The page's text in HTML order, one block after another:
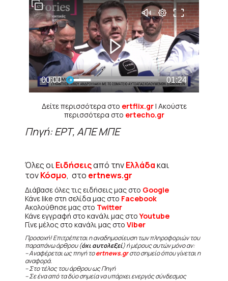
Δείτε περισσότερα στο ertflix.gr| Ακούστε
περισσότερα στο ertecho.gr
Πηγή: ΕΡΤ, ΑΠΕ ΜΠΕ
Όλες οιΕιδήσειςαπό τηνΕλλάδακαι
τονΚόσμο, στο ertnews.gr
Διάβασε όλες τις ειδήσεις μας στο Google
Κάνε like στη σελίδα μας στο Facebook
Ακολούθησε μας στο Twitter
Κάνε εγγραφή στο κανάλι μας στοYoutube
Γίνε μέλος στο κανάλι μας στο Viber
Προσοχή! Επιτρέπεται η αναδημοσίευση των πληροφοριών του
παραπάνω άρθρου (όχι αυτολεξεί) ή μέρους αυτών μόνο αν:
– Αναφέρεται ως πηγή τοertnews.grστο σημείο όπου γίνεται η
αναφορά.
– Στο τέλος του άρθρου ως Πηγή
– Σε ένα από τα δύο σημεία να υπάρχει ενεργός σύνδεσμος